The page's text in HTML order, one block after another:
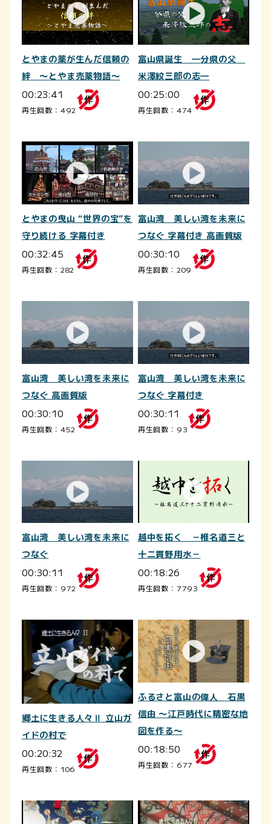
とやまの薬が生んだ信頼の
絆 ～とやま売薬物語～
00:23:41
再生回数：492
富山県誕生 ―分県の父
米澤紋三郎の志―
00:25:00
再生回数：474
とやまの曳山 “世界の宝”を
守り続ける 字幕付き
00:32:45
再生回数：282
富山湾 美しい湾を未来に
つなぐ 字幕付き 高画質版
00:30:10
再生回数：209
富山湾 美しい湾を未来に
つなぐ 高画質版
00:30:10
再生回数：452
富山湾 美しい湾を未来に
つなぐ 字幕付き
00:30:11
再生回数：93
富山湾 美しい湾を未来に
つなぐ
00:30:11
再生回数：972
越中を拓く －椎名道三と
十二貫野用水－
00:18:26
再生回数：7793
郷土に生きる人々Ⅱ 立山ガ
イドの村で
00:20:32
再生回数：106
ふるさと富山の偉人 石黒
信由 ～江戸時代に精密な地
図を作る～
00:18:50
再生回数：677